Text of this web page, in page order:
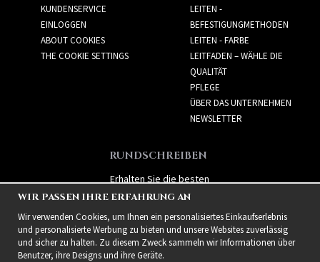
KUNDENSERVICE
EINLOGGEN
ABOUT COOKIES
THE COOKIE SETTINGS
LEITEN -
BEFESTIGUNGMETHODEN
LEITEN - FARBE
LEITFADEN – WÄHLE DIE
QUALITÄT
PFLEGE
ÜBER DAS UNTERNEHMEN
NEWSLETTER
RUNDSCHREIBEN
Erhalten Sie die besten
Angebote und spannende
neue Produkte!
WIR PASSEN IHRE ERFAHRUNG AN
Wir verwenden Cookies, um Ihnen ein personalisiertes Einkaufserlebnis
und personalisierte Werbung zu bieten und unsere Websites zuverlässig
und sicher zu halten. Zu diesem Zweck sammeln wir Informationen über
Benutzer, ihre Designs und ihre Geräte.